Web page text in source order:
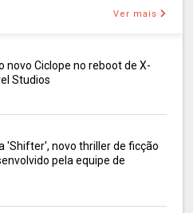
Ver mais
novo Ciclope no reboot de X-
Studios
'Shifter', novo thriller de ficção
pela equipe de